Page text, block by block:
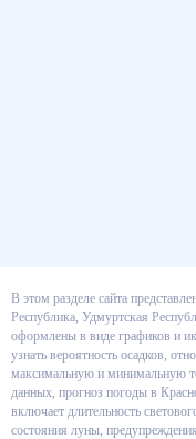
В этом разделе сайта
Удмуртская Республика,
Подробные данные
температурных
относительную влажность,
минимальную
данных, прогноз погоды в
неделю включает